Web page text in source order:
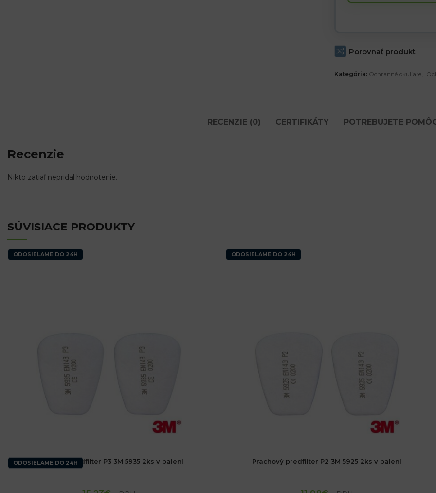
waitlist
Porovnať produkt
Kategória: Ochranné okuliare ,
RECENZIE (0) CERTIFIKÁTY POTREBUJETE
Recenzie
Nikto zatiaľ nepridal hodnotenie.
SÚVISIACE PRODUKTY
ODOSIELAME DO 24H
Prachový predfilter P3 3M 5935 2ks v balení
ODOSIELAME DO 24H
Prachový predfilter P2 3M 5925 2ks v balení
ODOSIELAME DO 24H